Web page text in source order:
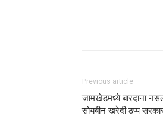
Previous article
जामखेडमध्ये बारदाना
सोयबीन खरेदी ठप्प